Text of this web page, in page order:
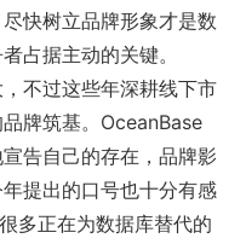
快树立品牌形象才是数
占据主动的关键。
不过这些年深耕线下市
牌筑基。OceanBase
告自己的存在，品牌影
提出的口号也十分有感
多正在为数据库替代的